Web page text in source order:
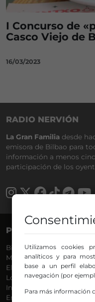
I Concurso de
Casco Viejo de
16/03/2023
RADIO NERVIÓN
La Gran Familia desde
emisora de Bilbao para
información a menos
participación de los
PROGRAMAS
Bilbosport
Más Música
El Madrugador
Lo Más Nuevo
Informativos
En Ruta
Utilizamos cookies
analíticos y para
base a un perfil
navegación (por
Para más información